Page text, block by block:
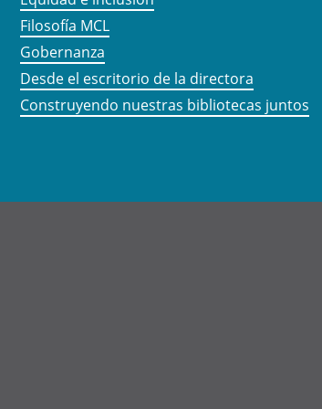
Filosofía MCL
Gobernanza
Desde el escritorio de la directora
Construyendo nuestras bibliotecas juntos